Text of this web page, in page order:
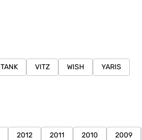
TANK VITZ WISH YARIS
2012 2011 2010 2009